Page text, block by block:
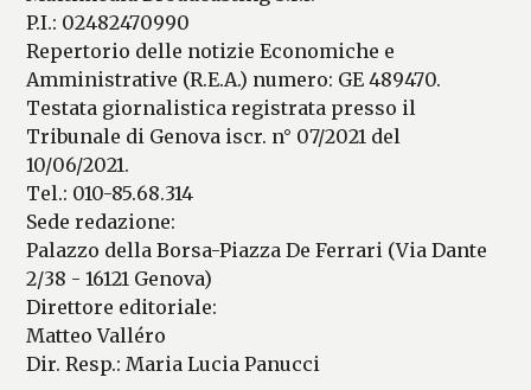
P.I.: 02482470990
Repertorio delle notizie Economiche e
Amministrative (R.E.A.) numero: GE 489470.
Testata giornalistica registrata presso il
Tribunale di Genova iscr. n° 07/2021 del
10/06/2021.
Tel.: 010-85.68.314
Sede redazione:
Palazzo della Borsa-Piazza De Ferrari (Via Dante
2/38 - 16121 Genova)
Direttore editoriale:
Matteo Valléro
Dir. Resp.: Maria Lucia Panucci